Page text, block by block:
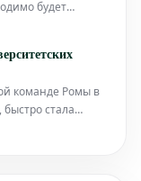
будет
с
окончены,
команде Ромы в
стала
трансферное